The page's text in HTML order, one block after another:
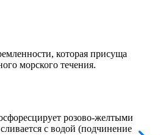
которая присуща
морского течения.
розово-желтыми
с водой (подчинение